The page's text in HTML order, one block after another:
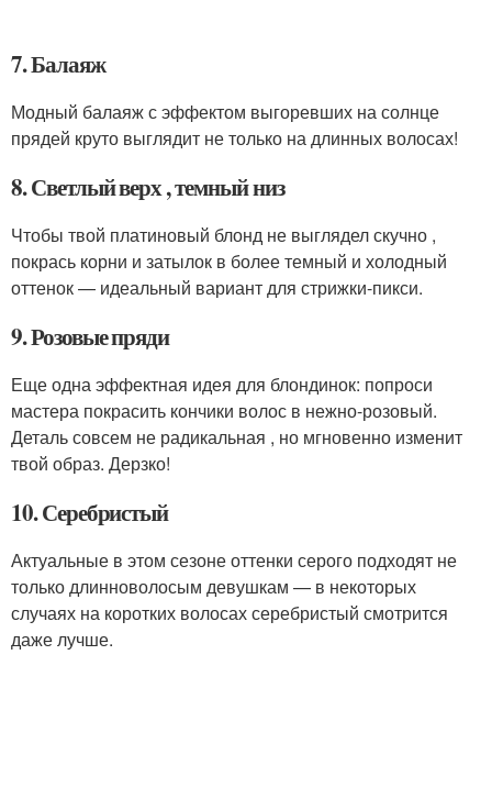
7. Балаяж
Модный балаяж с эффектом выгоревших на солнце
прядей круто выглядит не только на длинных волосах!
8. Светлый верх , темный низ
Чтобы твой платиновый блонд не выглядел скучно ,
покрась корни и затылок в более темный и холодный
оттенок — идеальный вариант для стрижки-пикси.
9. Розовые пряди
Еще одна эффектная идея для блондинок: попроси
мастера покрасить кончики волос в нежно-розовый.
Деталь совсем не радикальная , но мгновенно изменит
твой образ. Дерзко!
10. Серебристый
Актуальные в этом сезоне оттенки серого подходят не
только длинноволосым девушкам — в некоторых
случаях на коротких волосах серебристый смотрится
даже лучше.